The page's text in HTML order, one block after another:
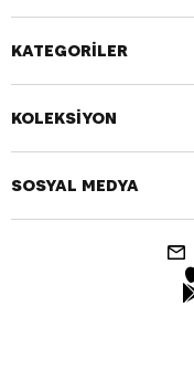
KATEGORİLER
KOLEKSİYON
SOSYAL MEDYA